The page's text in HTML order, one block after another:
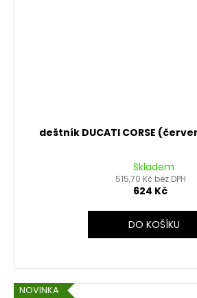
deštník DUCATI CORSE
Skladem
515,70 Kč bez DPH
624 Kč
DO KOŠÍKU
NOVINKA